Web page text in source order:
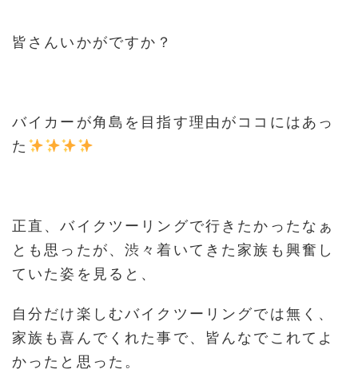
皆さんいかがですか？
バイカーが角島を目指す理由がココにはあっ
た
正直、バイクツーリングで行きたかったなぁ
とも思ったが、渋々着いてきた家族も興奮し
ていた姿を見ると、
自分だけ楽しむバイクツーリングでは無く、
家族も喜んでくれた事で、皆んなでこれてよ
かったと思った。